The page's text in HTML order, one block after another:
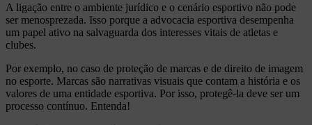
A ligação entre o ambiente jurídico e o cenário esportivo não pode
ser menosprezada. Isso porque a advocacia esportiva desempenha
um papel ativo na salvaguarda dos interesses vitais de atletas e
clubes.
Por exemplo, no caso de proteção de marcas e de direito de imagem
no esporte. Marcas são narrativas visuais que contam a história e os
valores de uma entidade esportiva. Por isso, protegê-la deve ser um
processo contínuo. Entenda!